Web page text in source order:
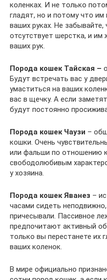
коленках. И не только
гладят, но и потому что
ваших руках. Не забывайте,
отсутствует шерстка, и
ваших рук.
Порода кошек Тайская –
Будут встречать вас у
умаститься на ваших
вас в щечку. А если
будут постоянно
Порода кошек Чаузи –
кошки. Очень
или фальши по отношению
свободолюбивым
у хозяина.
Порода кошек Яванез –
часами сидеть
причесывали. Пассивное
предпочитают активный
только вы перестанете их
ваших коленок.
В мире официально